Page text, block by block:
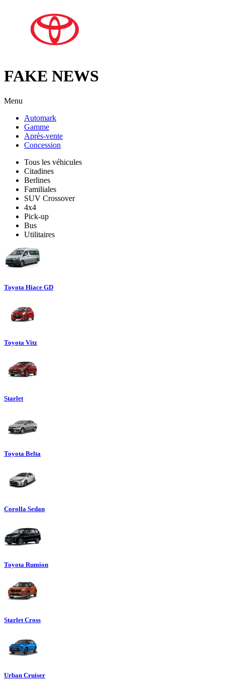
FAKE NEWS
Menu
Automark
Gamme
Après-vente
Concession
Tous les véhicules
Citadines
Berlines
Familiales
SUV Crossover
4x4
Pick-up
Bus
Utilitaires
Toyota Hiace GD
Toyota Vitz
Starlet
Toyota Belta
Corolla Sedan
Toyota Rumion
Starlet Cross
Urban Cruiser